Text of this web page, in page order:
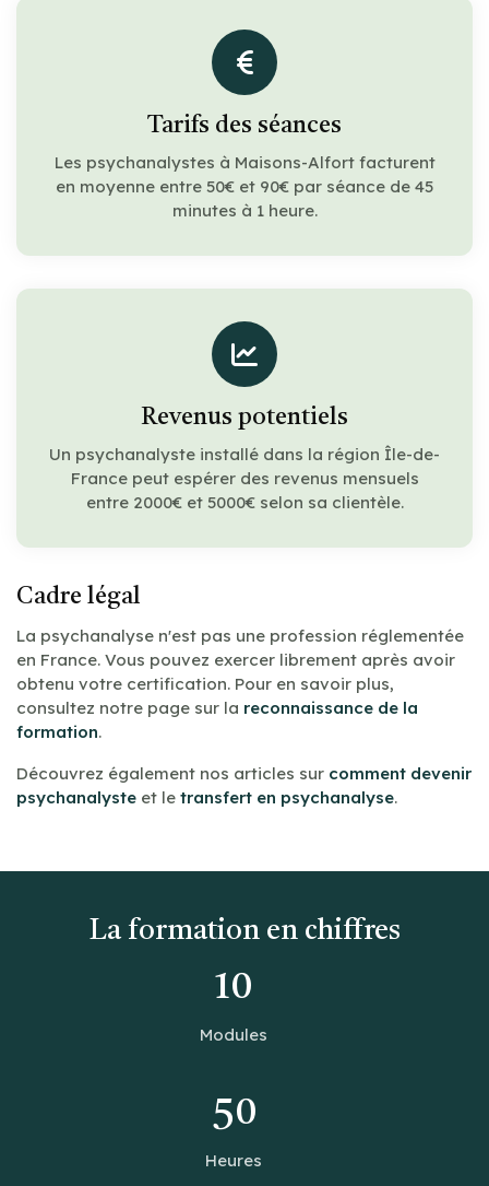
Tarifs des séances
Les psychanalystes à Maisons-Alfort facturent
en moyenne entre 50€ et 90€ par séance de 45
minutes à 1 heure.
Revenus potentiels
Un psychanalyste installé dans la région Île-de-
France peut espérer des revenus mensuels
entre 2000€ et 5000€ selon sa clientèle.
Cadre légal
La psychanalyse n'est pas une profession réglementée
en France. Vous pouvez exercer librement après avoir
obtenu votre certification. Pour en savoir plus,
consultez notre page sur la reconnaissance de la
formation.
Découvrez également nos articles sur comment devenir
psychanalyste et le transfert en psychanalyse.
La formation en chiffres
10
Modules
50
Heures